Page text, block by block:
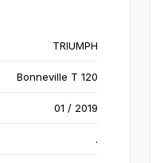
TRIUMPH
Bonneville T 120
01 / 2019
.